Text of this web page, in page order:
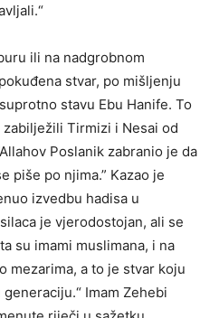
ili na nadgrobnom
stvar, po mišljenju
stavu Ebu Hanife. To
Tirmizi i Nesai od
Poslanik zabranio je da
piše po njima.” Kazao je
izvedbu hadisa u
je vjerodostojan, ali se
su imami muslimana, i na
mezarima, a to je stvar koju
Imam Zehebi